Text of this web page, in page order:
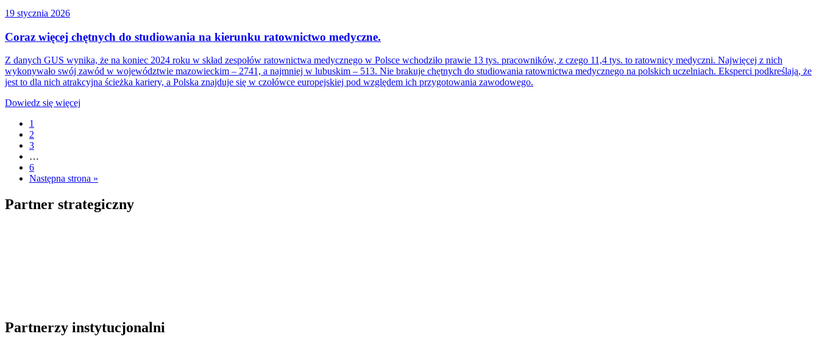
19 stycznia 2026
Coraz więcej chętnych do studiowania na kierunku ratownictwo medyczne.
Z danych GUS wynika, że na koniec 2024 roku w skład zespołów ratownictwa medycznego w Polsce wchodziło prawie 13 tys. pracowników, z czego 11,4 tys. to ratownicy medyczni. Najwięcej z nich
wykonywało swój zawód w województwie mazowieckim – 2741, a najmniej w lubuskim – 513. Nie brakuje chętnych do studiowania ratownictwa medycznego na polskich uczelniach. Eksperci podkreślają, że
jest to dla nich atrakcyjna ścieżka kariery, a Polska znajduje się w czołówce europejskiej pod względem ich przygotowania zawodowego.
Dowiedz się więcej
1
2
3
…
6
Następna strona »
Partner strategiczny
Partnerzy instytucjonalni